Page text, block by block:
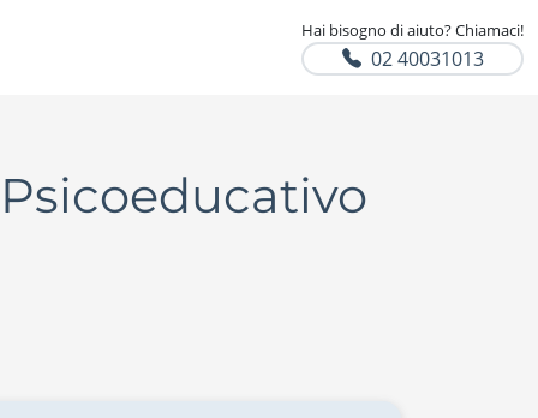
Hai bisogno di aiuto? Chiamaci!
02 40031013